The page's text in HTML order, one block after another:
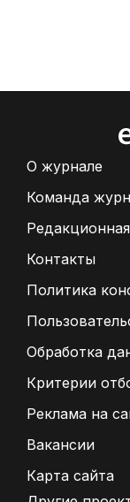
О журнале
Команда
Контакты
Политика
Обработка
Критерии
Реклама на
Вакансии
Карта сайта